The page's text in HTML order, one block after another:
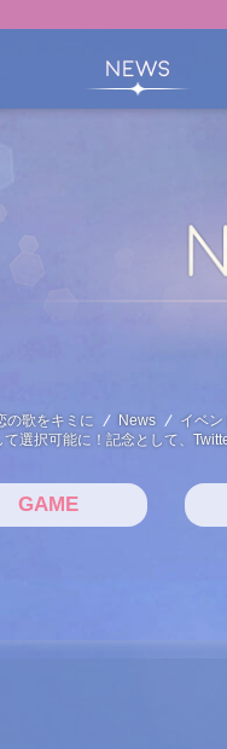
の歌をキミに News
イベン
選択可能に！記念として、
GAME